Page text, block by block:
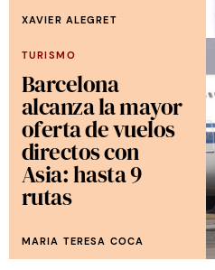
XAVIER ALEGRET
TURISMO
Barcelona
alcanza la mayor
oferta de vuelos
directos con
Asia: hasta 9
rutas
MARIA TERESA COCA